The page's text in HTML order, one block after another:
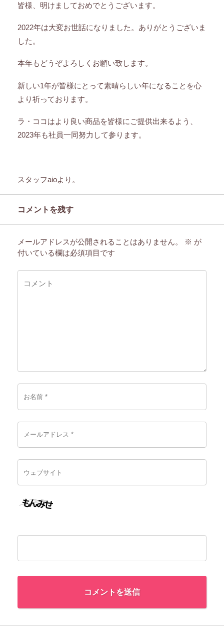
皆様、明けましておめでとうございます。
2022年は大変お世話になりました。ありがとうございま
した。
本年もどうぞよろしくお願い致します。
新しい1年が皆様にとって素晴らしい年になることを心
より祈っております。
ラ・ココはより良い商品を皆様にご提供出来るよう、
2023年も社員一同努力して参ります。
スタッフaioより。
コメントを残す
メールアドレスが公開されることはありません。 ※ が
付いている欄は必須項目です